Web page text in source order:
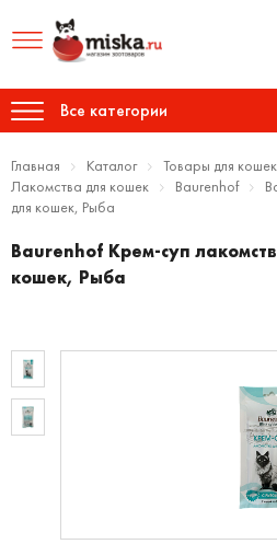
Все категории
Главная Каталог Товары для кошек
Лакомства для кошек
Baurenhof
для кошек, Рыба
Baurenhof Крем-суп
кошек, Рыба